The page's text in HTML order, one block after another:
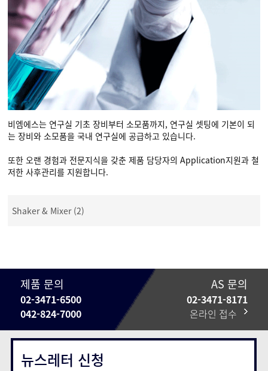
비엠에스는 연구실 기초 장비부터 소모품까지, 연구실 셋팅에 기본이 되
는 장비와 소모품을 국내 연구실에 공급하고 있습니다.
또한 오랜 경험과 전문지식을 갖춘 제품 담당자의 Application지원과 철
저한 사후관리를 지원합니다.
Shaker & Mixer (2)
제품 문의
02-3471-6500
042-824-7000
AS 문의
02-3471-8171
온라인 접수
뉴스레터 신청